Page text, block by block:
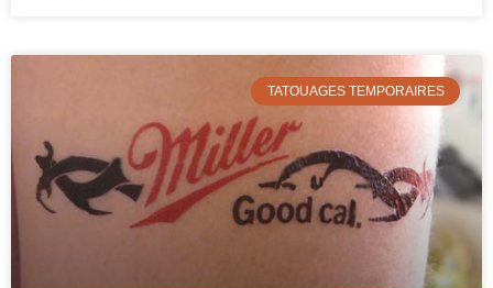
TATOUAGES TEMPORAIRES